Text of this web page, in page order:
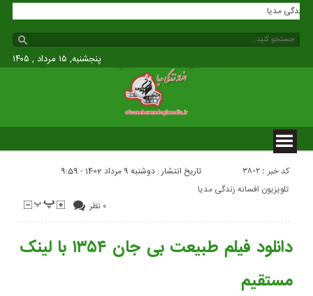
افسانه زندگی مدیا
پنجشنبه, ۱۵ مرداد , ۱۴۰۵
کد خبر : 3802 تاریخ انتشار : دوشنبه 9 مرداد 1402 - 9:59
۰ نظر
تلویزیون افسانه زندگی مدیا
دانلود فیلم طبیعت بی جان ۱۳۵۴ با لینک
مستقیم